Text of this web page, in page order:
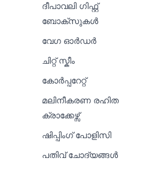
ദീപാവലി ഗിഫ്റ്റ്
ബോക്സുകൾ
വേഗ ഓർഡർ
ചിറ്റ് സ്കീം
കോർപ്പറേറ്റ്
മലിനീകരണ രഹിത
ക്രാക്കേഴ്സ്
ഷിപ്പിംഗ് പോളിസി
പതിവ് ചോദ്യങ്ങൾ